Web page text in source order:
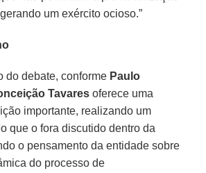
um exército ocioso.”
do debate, conforme Paulo
Tavares oferece uma
importante, realizando um
que o fora discutido dentro da
o pensamento da entidade sobre
do processo de